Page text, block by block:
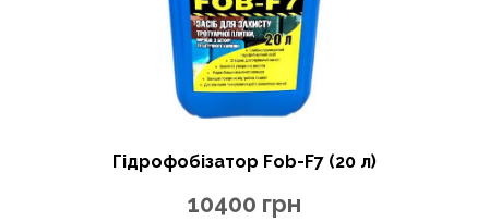
Гідрофобізатор Fob-F7 (20 л)
10400 грн